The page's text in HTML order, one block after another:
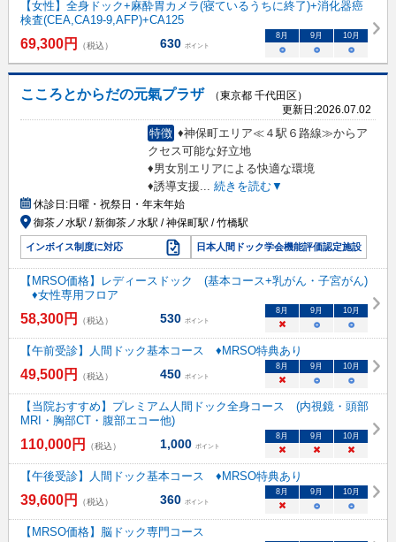
【女性】全身ドック+麻酔胃カメラ(寝ているうちに終了)+消化器癌
検査(CEA,CA19-9,AFP)+CA125
69,300円 （税込） 630 ポイント
8月 9月 10月
○ ○ ○
こころとからだの元氣プラザ
（東京都 千代田区）
更新日:2026.07.02
特徴 ♦神保町エリア≪４駅６路線≫からア
クセス可能な好立地
♦男女別エリアによる快適な環境
♦誘導支援... 続きを読む▼
休診日:日曜・祝祭日・年末年始
御茶ノ水駅 / 新御茶ノ水駅 / 神保町駅 / 竹橋駅
インボイス制度に対応 日本人間ドック学会機能評価認定施設
【MRSO価格】レディースドック (基本コース+乳がん・子宮がん)
♦女性専用フロア
58,300円 （税込） 530 ポイント
8月 9月 10月
× ○ ○
【午前受診】人間ドック基本コース ♦MRSO特典あり
49,500円 （税込） 450 ポイント
8月 9月 10月
× ○ ○
【当院おすすめ】プレミアム人間ドック全身コース (内視鏡・頭部
MRI・胸部CT・腹部エコー他)
110,000円 （税込） 1,000 ポイント
8月 9月 10月
× × ×
【午後受診】人間ドック基本コース ♦MRSO特典あり
39,600円 （税込） 360 ポイント
8月 9月 10月
× ○ ○
【MRSO価格】脳ドック専門コース